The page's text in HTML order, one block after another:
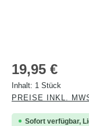
Regulärer Preis:
19,95 €
Inhalt: 1 Stück
PREISE INKL.
Sofort verfügbar,